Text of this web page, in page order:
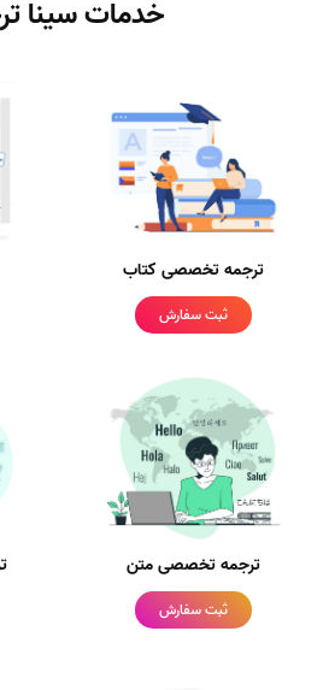
خدمات سینا
ترجمه تخصصی کتاب
ثبت سفارش
ترجمه تخصصی متن
ثبت سفارش